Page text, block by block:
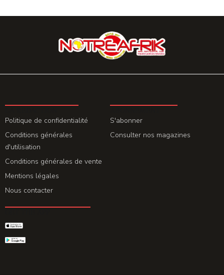
Politique de confidentialité
Conditions générales
d'utilisation
Conditions générales de vente
Mentions légales
Nous contacter
S'abonner
Consulter nos magazines